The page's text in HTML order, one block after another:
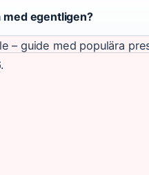
med egentligen?
– guide med populära
.